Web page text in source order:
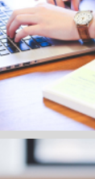
RESPONSABLES